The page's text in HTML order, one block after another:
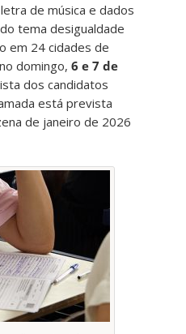
de música e dados
tema desigualdade
em 24 cidades de
domingo,6 e 7 de
dos candidatos
está prevista
de janeiro de 2026